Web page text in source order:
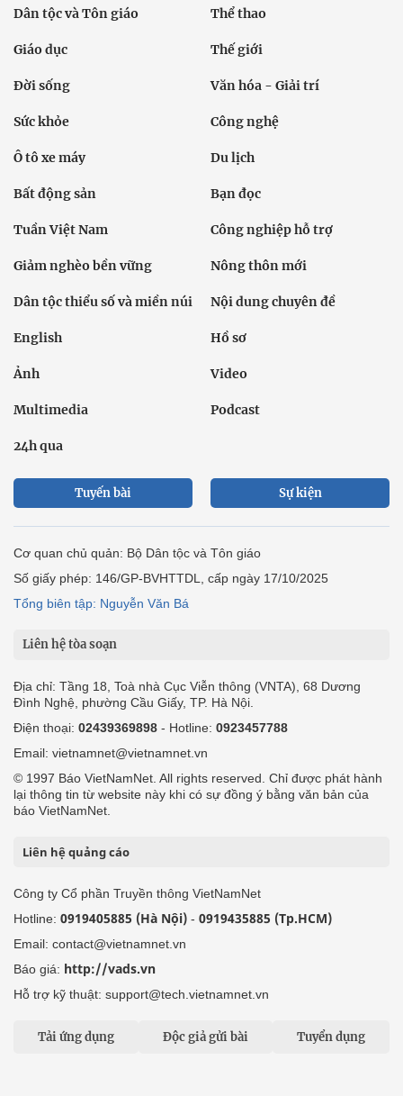
Dân tộc và Tôn giáo Thể thao
Giáo dục Thế giới
Đời sống Văn hóa - Giải trí
Sức khỏe Công nghệ
Ô tô xe máy Du lịch
Bất động sản Bạn đọc
Tuần Việt Nam Công nghiệp hỗ trợ
Giảm nghèo bền vững Nông thôn mới
Dân tộc thiểu số và miền núi Nội dung chuyên đề
English Hồ sơ
Ảnh Video
Multimedia Podcast
24h qua
Tuyến bài Sự kiện
Cơ quan chủ quản: Bộ Dân tộc và Tôn giáo
Số giấy phép: 146/GP-BVHTTDL, cấp ngày 17/10/2025
Tổng biên tập: Nguyễn Văn Bá
Liên hệ tòa soạn
Địa chỉ: Tầng 18, Toà nhà Cục Viễn thông (VNTA), 68 Dương
Đình Nghệ, phường Cầu Giấy, TP. Hà Nội.
Điện thoại: 02439369898 - Hotline: 0923457788
Email: vietnamnet@vietnamnet.vn
© 1997 Báo VietNamNet. All rights reserved. Chỉ được phát hành
lại thông tin từ website này khi có sự đồng ý bằng văn bản của
báo VietNamNet.
Liên hệ quảng cáo
Công ty Cổ phần Truyền thông VietNamNet
Hotline: 0919405885 (Hà Nội) - 0919435885 (Tp.HCM)
Email: contact@vietnamnet.vn
Báo giá: http://vads.vn
Hỗ trợ kỹ thuật: support@tech.vietnamnet.vn
Tải ứng dụng Độc giả gửi bài Tuyển dụng